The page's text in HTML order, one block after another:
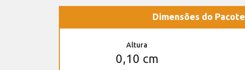
Dimensões do Pacote
Altura
0,10 cm